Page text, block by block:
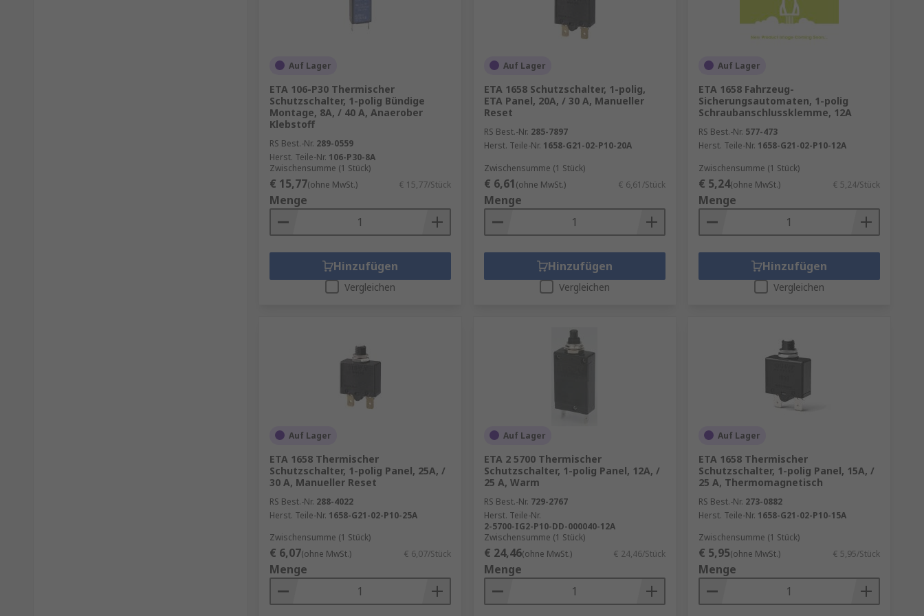
Auf Lager
ETA 106-P30 Thermischer
Schutzschalter, 1-polig Bündige
Montage, 8A, / 40 A, Anaerober
Klebstoff
RS Best.-Nr. 289-0559
Herst. Teile-Nr. 106-P30-8A
Zwischensumme (1 Stück)
€ 15,77(ohne MwSt.) € 15,77/Stück
Menge
Hinzufügen
Vergleichen
Auf Lager
ETA 1658 Schutzschalter, 1-polig,
ETA Panel, 20A, / 30 A, Manueller
Reset
RS Best.-Nr. 285-7897
Herst. Teile-Nr. 1658-G21-02-P10-20A
Zwischensumme (1 Stück)
€ 6,61(ohne MwSt.) € 6,61/Stück
Menge
Hinzufügen
Vergleichen
Auf Lager
ETA 1658 Fahrzeug-
Sicherungsautomaten, 1-polig
Schraubanschlussklemme, 12A
RS Best.-Nr. 577-473
Herst. Teile-Nr. 1658-G21-02-P10-12A
Zwischensumme (1 Stück)
€ 5,24(ohne MwSt.) € 5,24/Stück
Menge
Hinzufügen
Vergleichen
Auf Lager
ETA 1658 Thermischer
Schutzschalter, 1-polig Panel, 25A, /
30 A, Manueller Reset
RS Best.-Nr. 288-4022
Herst. Teile-Nr. 1658-G21-02-P10-25A
Zwischensumme (1 Stück)
€ 6,07(ohne MwSt.) € 6,07/Stück
Menge
Auf Lager
ETA 2 5700 Thermischer
Schutzschalter, 1-polig Panel, 12A, /
25 A, Warm
RS Best.-Nr. 729-2767
Herst. Teile-Nr.
2-5700-IG2-P10-DD-000040-12A
Zwischensumme (1 Stück)
€ 24,46(ohne MwSt.) € 24,46/Stück
Menge
Auf Lager
ETA 1658 Thermischer
Schutzschalter, 1-polig Panel, 15A, /
25 A, Thermomagnetisch
RS Best.-Nr. 273-0882
Herst. Teile-Nr. 1658-G21-02-P10-15A
Zwischensumme (1 Stück)
€ 5,95(ohne MwSt.) € 5,95/Stück
Menge